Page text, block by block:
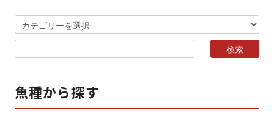
魚種から探す